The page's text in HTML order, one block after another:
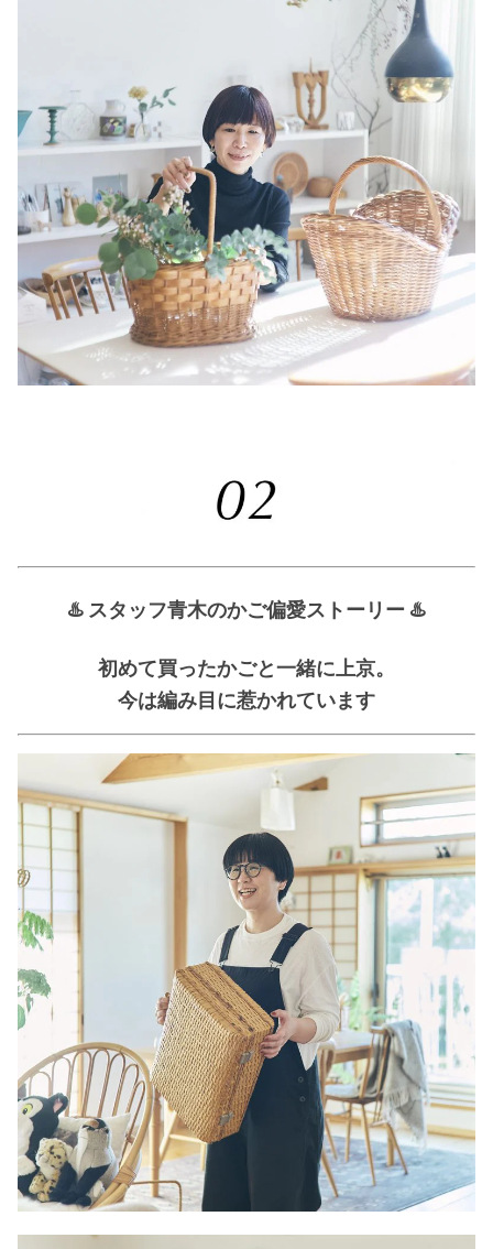
♨️ スタッフ青木のかご偏愛ストーリー ♨️
初めて買ったかごと一緒に上京。
今は編み目に惹かれています